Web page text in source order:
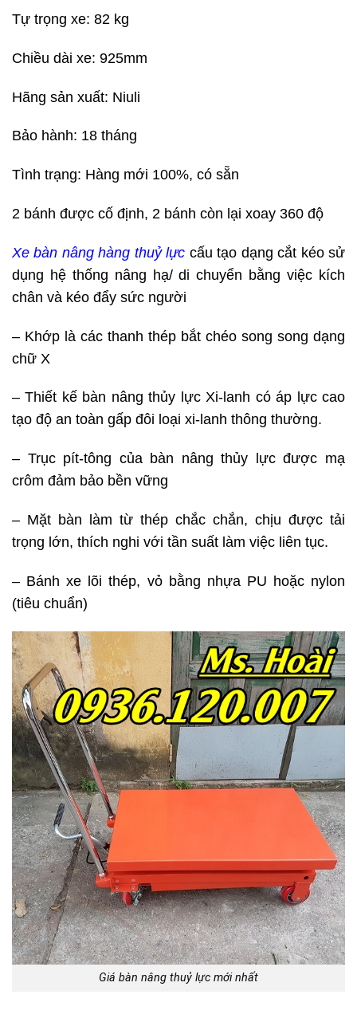
Tự trọng xe: 82 kg
Chiều dài xe: 925mm
Hãng sản xuất: Niuli
Bảo hành: 18 tháng
Tình trạng: Hàng mới 100%, có sẵn
2 bánh được cố định, 2 bánh còn lại xoay 360 độ
Xe bàn nâng hàng thuỷ lực cấu tạo dạng cắt kéo sử
dụng hệ thống nâng hạ/ di chuyển bằng việc kích
chân và kéo đẩy sức người
– Khớp là các thanh thép bắt chéo song song dạng
chữ X
– Thiết kế bàn nâng thủy lực Xi-lanh có áp lực cao
tạo độ an toàn gấp đôi loại xi-lanh thông thường.
– Trục pít-tông của bàn nâng thủy lực được mạ
crôm đảm bảo bền vững
– Mặt bàn làm từ thép chắc chắn, chịu được tải
trọng lớn, thích nghi với tần suất làm việc liên tục.
– Bánh xe lõi thép, vỏ bằng nhựa PU hoặc nylon
(tiêu chuẩn)
Giá bàn nâng thuỷ lực mới nhất